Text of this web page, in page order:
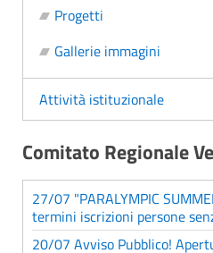
Progetti
Gallerie immagini
Attività istituzionale
Comitato Regionale
27/07 "PARALYMPIC
termini iscrizioni persone
20/07 Avviso Pubblico!